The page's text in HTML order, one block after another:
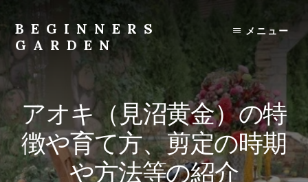
content
BEGINNERS
GARDEN
の
種
類
や
育
て
メニュー
アオキ（見沼黄金）の特
徴や育て方、剪定の時期
や方法等の紹介